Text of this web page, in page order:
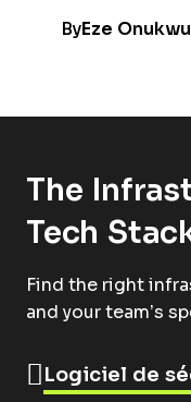
ByEze
The
Tech
Find the right
and your team’s
Logiciel de